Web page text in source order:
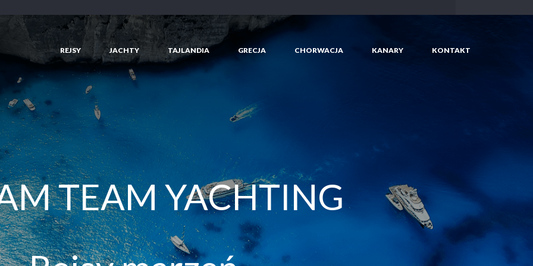
REJSY JACHTY TAJLANDIA GRECJA CHORWACJA KANARY KONTAKT
TEAM YACHTING